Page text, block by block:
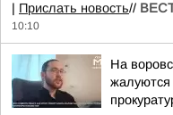
| Прислать новость//
10:10
На